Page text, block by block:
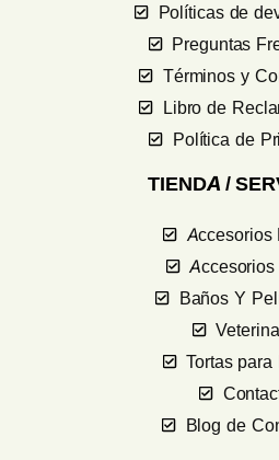
Políticas de
Preguntas
Términos y
Libro de
Política de
TIENDA /
Accesorios
Accesorios
Baños Y
Tortas para
Blog de